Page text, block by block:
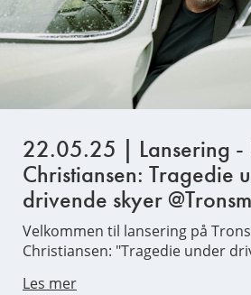
22.05.25 | Lansering -
Christiansen: Tragedie
drivende skyer
Velkommen til lansering på
Christiansen: "Tragedie under
Les mer